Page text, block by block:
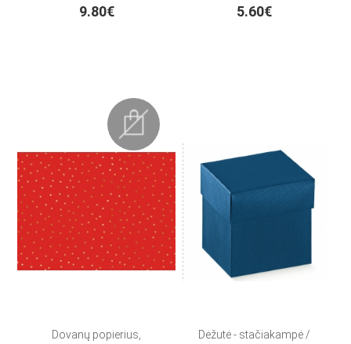
9.80€ 5.60€
Dovanų popierius, Dėžutė - stačiakampė /